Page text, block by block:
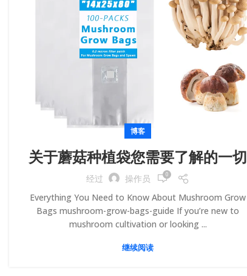
博客
关于蘑菇种植袋您需要了解的一切
经过 操作员 0
Everything You Need to Know About Mushroom Grow
Bags mushroom-grow-bags-guide If you’re new to
mushroom cultivation or looking...
继续阅读